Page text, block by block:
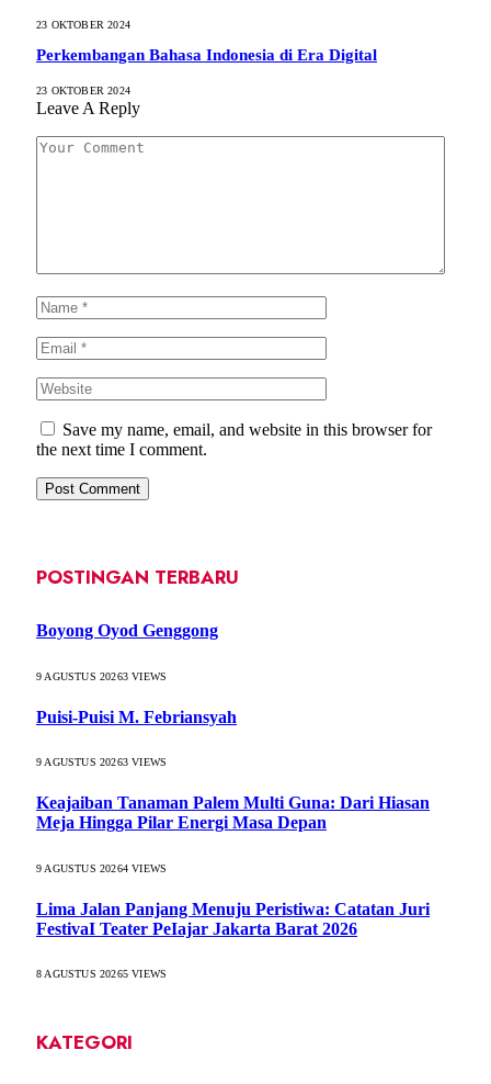
23 OKTOBER 2024
Perkembangan Bahasa Indonesia di Era Digital
23 OKTOBER 2024
Leave A Reply
Save my name, email, and website in this browser for
the next time I comment.
POSTINGAN TERBARU
Boyong Oyod Genggong
9 AGUSTUS 20263VIEWS
Puisi-Puisi M. Febriansyah
9 AGUSTUS 20263VIEWS
Keajaiban Tanaman Palem Multi Guna: Dari Hiasan
Meja Hingga Pilar Energi Masa Depan
9 AGUSTUS 20264VIEWS
Lima Jalan Panjang Menuju Peristiwa: Catatan Juri
FestivaI Teater PeIajar Jakarta Barat 2026
8 AGUSTUS 20265VIEWS
KATEGORI